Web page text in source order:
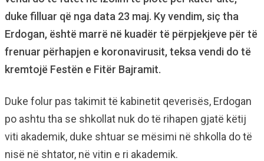
duke filluar që nga data 23 maj. Ky vendim, siç tha
Erdogan, është marrë në kuadër të përpjekjeve për të
frenuar përhapjen e koronavirusit, teksa vendi do të
kremtojë Festën e Fitër Bajramit.
Duke folur pas takimit të kabinetit qeverisës, Erdogan
po ashtu tha se shkollat nuk do të rihapen gjatë këtij
viti akademik, duke shtuar se mësimi në shkolla do të
nisë në shtator, në vitin e ri akademik.